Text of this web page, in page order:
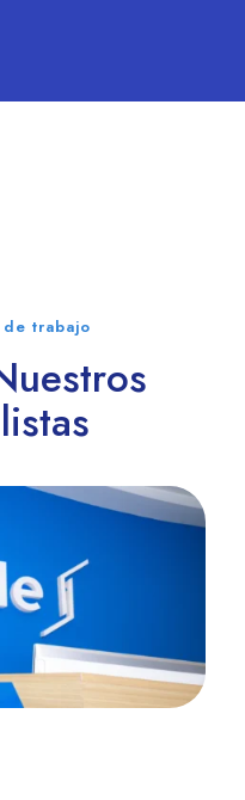
trabajo